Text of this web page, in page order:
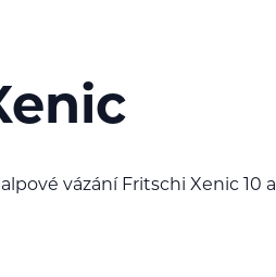
vázání Fritschi Xenic 10 a